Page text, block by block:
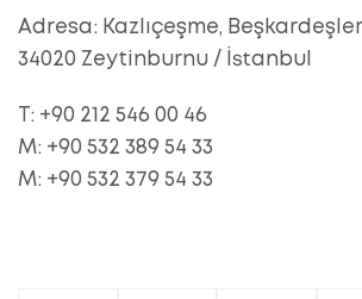
Adresa: Kazlıçeşme, Beşkardeşler
34020 Zeytinburnu / İstanbul
T: +90 212 546 00 46
M: +90 532 389 54 33
M: +90 532 379 54 33